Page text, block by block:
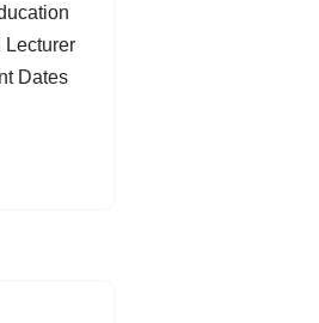
Lecturer
Dates